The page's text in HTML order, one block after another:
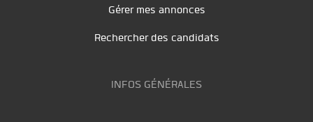
Gérer mes annonces
Rechercher des candidats
INFOS GÉNÉRALES